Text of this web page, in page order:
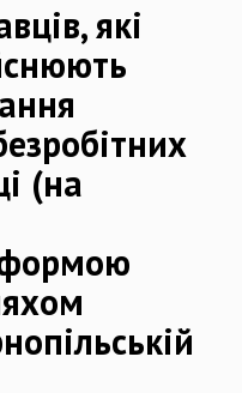
які
(на
формою